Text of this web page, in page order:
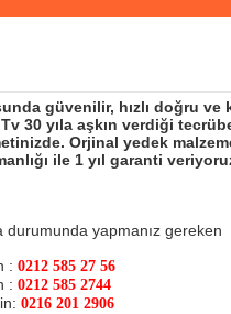
güvenilir, hızlı doğru
30 yıla aşkın verdiği
Orjinal yedek
ile 1 yıl garanti
durumunda yapmanız gereken
: 0212 585 27 56
: 0212 585 2744
0216 201 2906